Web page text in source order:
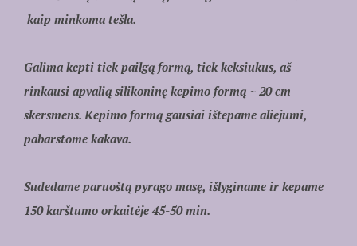
kaip minkoma tešla.
Galima kepti tiek pailgą formą, tiek keksiukus, aš
rinkausi apvalią silikoninę kepimo formą ~ 20 cm
skersmens. Kepimo formą gausiai ištepame aliejumi,
pabarstome kakava.
Sudedame paruoštą pyrago masę, išlyginame ir kepame
150 karštumo orkaitėje 45-50 min.